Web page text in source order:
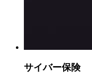
サイバー保険